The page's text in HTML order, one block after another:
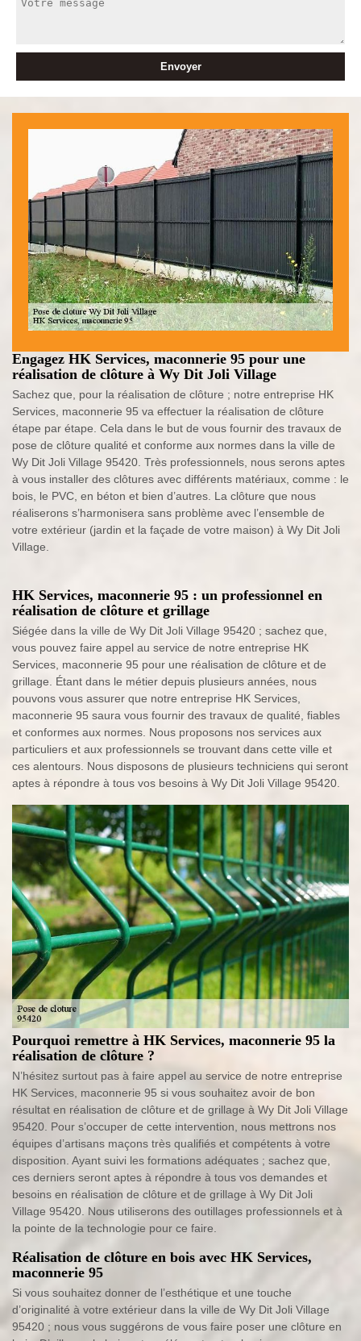
Engagez HK Services, maconnerie 95 pour une
réalisation de clôture à Wy Dit Joli Village
Sachez que, pour la réalisation de clôture ; notre entreprise HK
Services, maconnerie 95 va effectuer la réalisation de clôture
étape par étape. Cela dans le but de vous fournir des travaux de
pose de clôture qualité et conforme aux normes dans la ville de
Wy Dit Joli Village 95420. Très professionnels, nous serons aptes
à vous installer des clôtures avec différents matériaux, comme : le
bois, le PVC, en béton et bien d’autres. La clôture que nous
réaliserons s’harmonisera sans problème avec l’ensemble de
votre extérieur (jardin et la façade de votre maison) à Wy Dit Joli
Village.
HK Services, maconnerie 95 : un professionnel en
réalisation de clôture et grillage
Siégée dans la ville de Wy Dit Joli Village 95420 ; sachez que,
vous pouvez faire appel au service de notre entreprise HK
Services, maconnerie 95 pour une réalisation de clôture et de
grillage. Étant dans le métier depuis plusieurs années, nous
pouvons vous assurer que notre entreprise HK Services,
maconnerie 95 saura vous fournir des travaux de qualité, fiables
et conformes aux normes. Nous proposons nos services aux
particuliers et aux professionnels se trouvant dans cette ville et
ces alentours. Nous disposons de plusieurs techniciens qui seront
aptes à répondre à tous vos besoins à Wy Dit Joli Village 95420.
Pourquoi remettre à HK Services, maconnerie 95 la
réalisation de clôture ?
N’hésitez surtout pas à faire appel au service de notre entreprise
HK Services, maconnerie 95 si vous souhaitez avoir de bon
résultat en réalisation de clôture et de grillage à Wy Dit Joli Village
95420. Pour s’occuper de cette intervention, nous mettrons nos
équipes d’artisans maçons très qualifiés et compétents à votre
disposition. Ayant suivi les formations adéquates ; sachez que,
ces derniers seront aptes à répondre à tous vos demandes et
besoins en réalisation de clôture et de grillage à Wy Dit Joli
Village 95420. Nous utiliserons des outillages professionnels et à
la pointe de la technologie pour ce faire.
Réalisation de clôture en bois avec HK Services,
maconnerie 95
Si vous souhaitez donner de l’esthétique et une touche
d’originalité à votre extérieur dans la ville de Wy Dit Joli Village
95420 ; nous vous suggérons de vous faire poser une clôture en